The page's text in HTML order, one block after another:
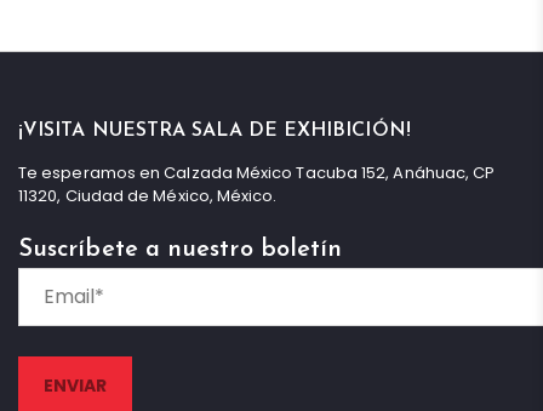
¡VISITA NUESTRA SALA DE EXHIBICIÓN!
Te esperamos en Calzada México Tacuba 152, Anáhuac, CP
11320, Ciudad de México, México.
Suscríbete a nuestro boletín